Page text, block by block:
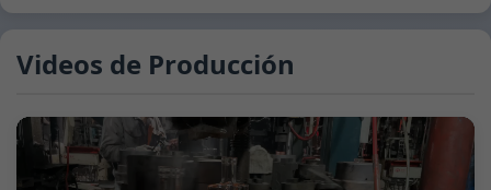
Videos de Producción